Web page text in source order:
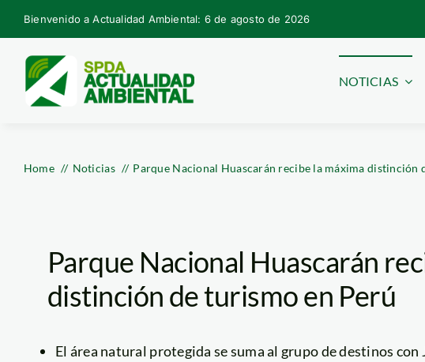
Skip
to
content
Bienvenido a Actualidad Ambiental: 6 de agosto de 2026
NOTICIAS
Home Noticias Parque Nacional Huascarán recibe la máxima distinción
Parque Nacional Huascarán
distinción de turismo en Perú
El área natural protegida se suma al grupo de destinos